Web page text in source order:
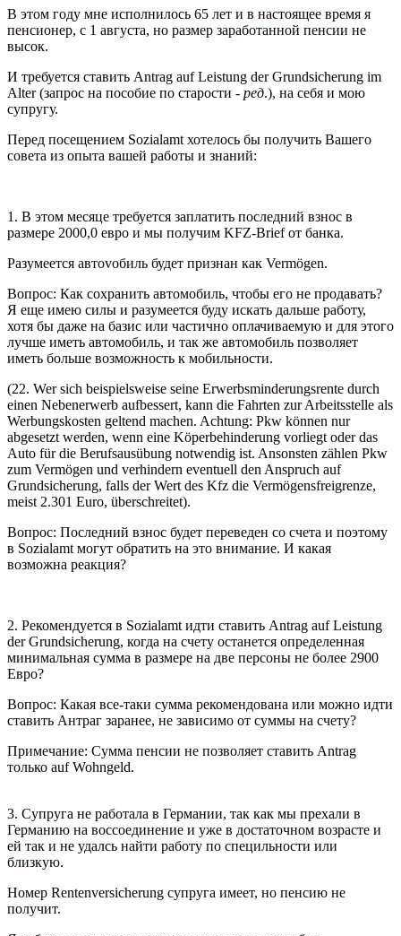
В этом году мне исполнилось 65 лет и в настоящее время я
пенсионер, с 1 августа, но размер заработанной пенсии не
высок.
И требуется ставить Antrag auf Leistung der Grundsicherung im
Alter (запрос на пособие по старости - ред.), на себя и мою
супругу.
Перед посещением Sozialamt хотелось бы получить Вашего
совета из опыта вашей работы и знаний:
1. В этом месяце требуется заплатить последний взнос в
размере 2000,0 евро и мы получим KFZ-Brief от банка.
Разумеется автоvобиль будет признан как Vermögen.
Вопрос: Как сохранить автомобиль, чтобы его не продавать?
Я еще имею силы и разумеется буду искать дальше работу,
хотя бы даже на базис или частично оплачиваемую и для этого
лучше иметь автомобиль, и так же автомобиль позволяет
иметь больше возможность к мобильности.
(22. Wer sich beispielsweise seine Erwerbsminderungsrente durch
einen Nebenerwerb aufbessert, kann die Fahrten zur Arbeitsstelle als
Werbungskosten geltend machen. Achtung: Pkw können nur
abgesetzt werden, wenn eine Köperbehinderung vorliegt oder das
Auto für die Berufsausübung notwendig ist. Ansonsten zählen Pkw
zum Vermögen und verhindern eventuell den Anspruch auf
Grundsicherung, falls der Wert des Kfz die Vermögensfreigrenze,
meist 2.301 Euro, überschreitet).
Вопрос: Последний взнос будет переведен со счета и поэтому
в Sozialamt могут обратить на это внимание. И какая
возможна реакция?
2. Рекомендуется в Sozialamt идти ставить Antrag auf Leistung
der Grundsicherung, когда на счету останется определенная
минимальная сумма в размере на две персоны не более 2900
Евро?
Вопрос: Какая все-таки сумма рекомендована или можно идти
ставить Антраг заранее, не зависимо от суммы на счету?
Примечание: Сумма пенсии не позволяет ставить Antrag
только auf Wohngeld.
3. Супруга не работала в Германии, так как мы прехали в
Германию на воссоединение и уже в достаточном возрасте и
ей так и не удалсь найти работу по специльности или
близкую.
Номер Rentenversicherung супруга имеет, но пенсию не
получит.